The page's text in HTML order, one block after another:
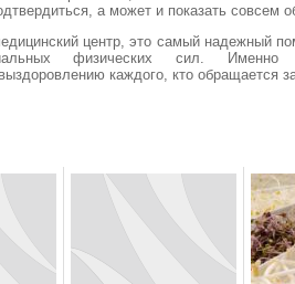
а может и показать совсем
центр, это самый надежный
физических сил. Именно
каждого, кто обращается